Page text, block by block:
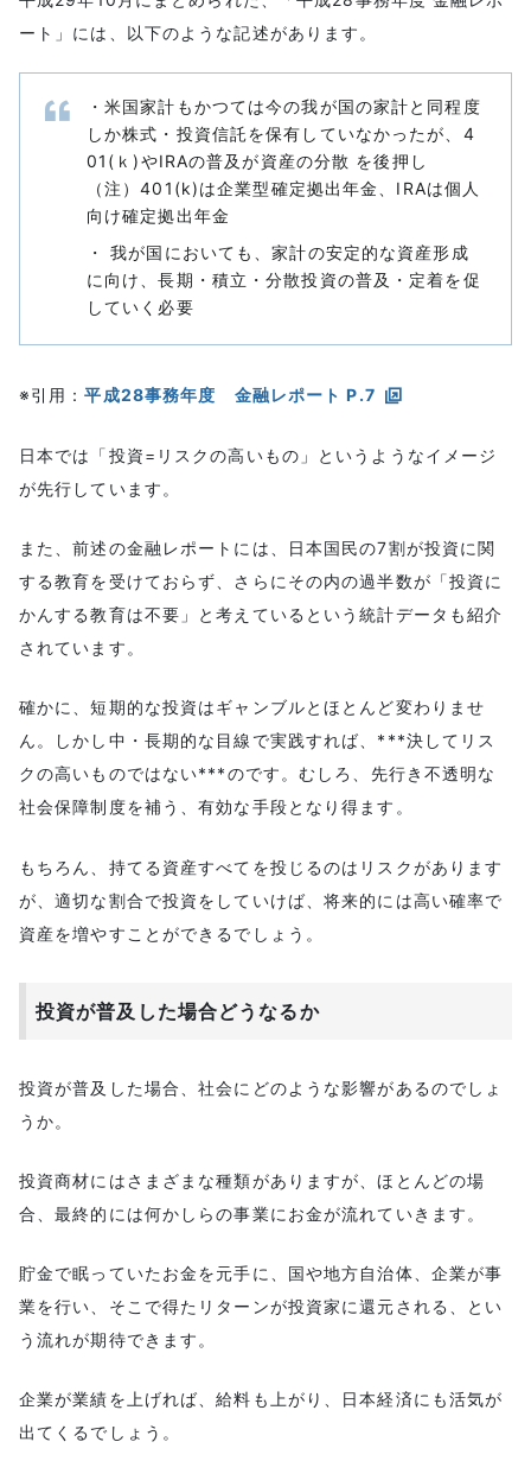
ート」には、以下のような記述があります。
・米国家計もかつては今の我が国の家計と同程度
しか株式・投資信託を保有していなかったが、4
01(ｋ)やIRAの普及が資産の分散 を後押し
（注）401(k)は企業型確定拠出年金、IRAは個人
向け確定拠出年金
・ 我が国においても、家計の安定的な資産形成
に向け、長期・積立・分散投資の普及・定着を促
していく必要
※引用：平成28事務年度 金融レポート P.7
日本では「投資=リスクの高いもの」というようなイメージ
が先行しています。
また、前述の金融レポートには、日本国民の7割が投資に関
する教育を受けておらず、さらにその内の過半数が「投資に
かんする教育は不要」と考えているという統計データも紹介
されています。
確かに、短期的な投資はギャンブルとほとんど変わりませ
ん。しかし中・長期的な目線で実践すれば、***決してリス
クの高いものではない***のです。むしろ、先行き不透明な
社会保障制度を補う、有効な手段となり得ます。
もちろん、持てる資産すべてを投じるのはリスクがあります
が、適切な割合で投資をしていけば、将来的には高い確率で
資産を増やすことができるでしょう。
投資が普及した場合どうなるか
投資が普及した場合、社会にどのような影響があるのでしょ
うか。
投資商材にはさまざまな種類がありますが、ほとんどの場
合、最終的には何かしらの事業にお金が流れていきます。
貯金で眠っていたお金を元手に、国や地方自治体、企業が事
業を行い、そこで得たリターンが投資家に還元される、とい
う流れが期待できます。
企業が業績を上げれば、給料も上がり、日本経済にも活気が
出てくるでしょう。